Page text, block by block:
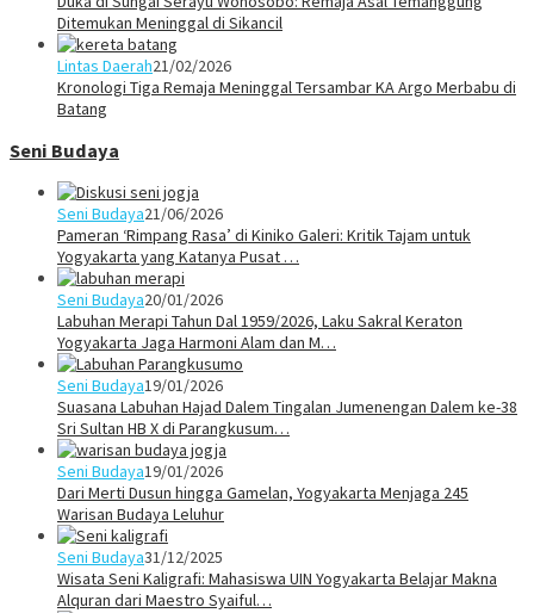
Ditemukan Meninggal di Sikancil
Lintas Daerah21/02/2026
Kronologi Tiga Remaja Meninggal Tersambar KA Argo Merbabu di
Batang
Seni Budaya
Seni Budaya21/06/2026
Pameran ‘Rimpang Rasa’ di Kiniko Galeri: Kritik Tajam untuk
Yogyakarta yang Katanya Pusat …
Seni Budaya20/01/2026
Labuhan Merapi Tahun Dal 1959/2026, Laku Sakral Keraton
Yogyakarta Jaga Harmoni Alam dan M…
Seni Budaya19/01/2026
Suasana Labuhan Hajad Dalem Tingalan Jumenengan Dalem ke-38
Sri Sultan HB X di Parangkusum…
Seni Budaya19/01/2026
Dari Merti Dusun hingga Gamelan, Yogyakarta Menjaga 245
Warisan Budaya Leluhur
Seni Budaya31/12/2025
Wisata Seni Kaligrafi: Mahasiswa UIN Yogyakarta Belajar Makna
Alquran dari Maestro Syaiful…